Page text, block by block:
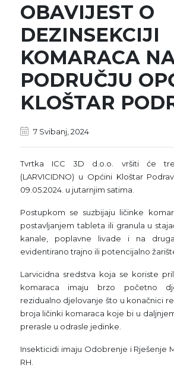
OBAVIJEST O
DEZINSEKCIJI
KOMARACA
PODRUČJU
KLOŠTAR
7 Svibanj, 2024
Tvrtka ICC 3D d.o.o. vršiti će
(LARVICIDNO) u Općini Kloštar
09.05.2024. u jutarnjim satima.
Postupkom se suzbijaju ličinke
postavljanjem tableta ili granula u
kanale, poplavne livade i na
evidentirano trajno ili potencijalno
Larvicidna sredstva koja se koriste
komaraca imaju brzo početno
rezidualno djelovanje što u konačnici
broja ličinki komaraca koje bi u
prerasle u odrasle jedinke.
Insekticidi imaju Odobrenje i Rješenje
RH.